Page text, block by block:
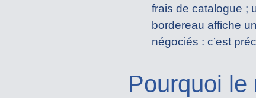
frais de catalogue ;
bordereau affiche
négociés : c’est
Pourquoi le